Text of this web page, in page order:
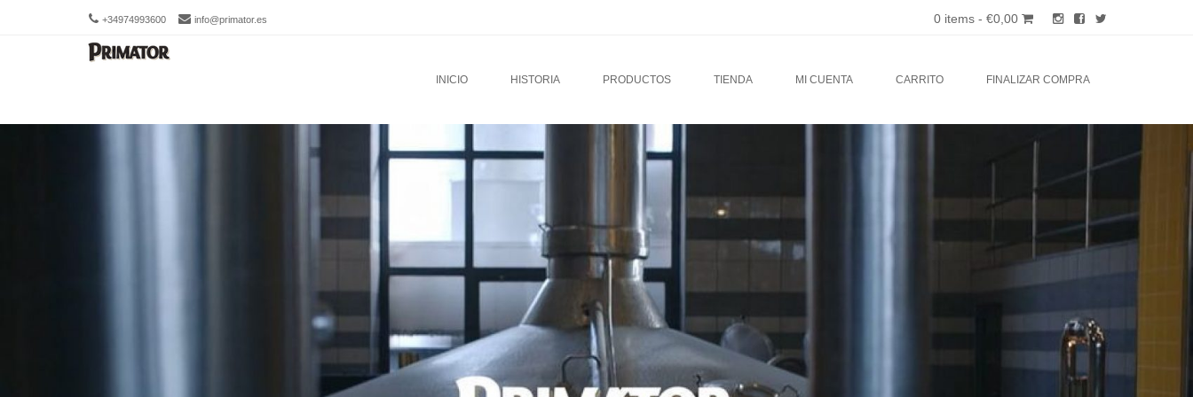
+34974993600 info@primator.es 0 items - €0,00
SKIP TO CONTENTINICIO HISTORIA PRODUCTOS TIENDA MI CUENTA CARRITO FINALIZAR COMPRA